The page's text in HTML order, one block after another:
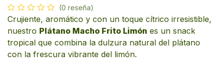
(0 reseña)
Crujiente, aromático y con un toque cítrico irresistible,
nuestro Plátano Macho Frito Limón es un snack
tropical que combina la dulzura natural del plátano
con la frescura vibrante del limón.